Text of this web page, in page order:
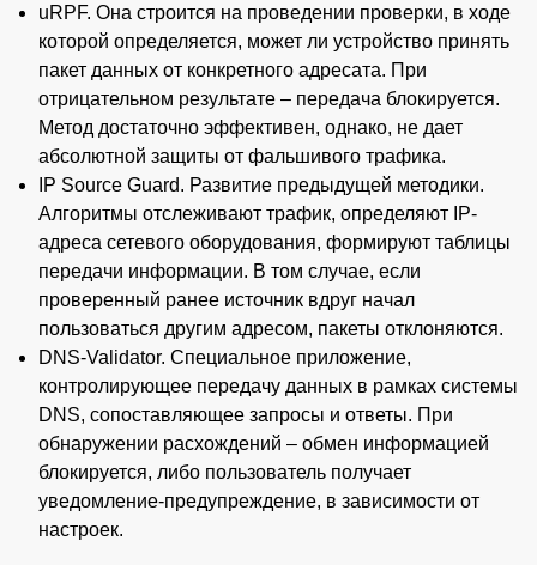
uRPF. Она строится на проведении проверки, в ходе
которой определяется, может ли устройство принять
пакет данных от конкретного адресата. При
отрицательном результате – передача блокируется.
Метод достаточно эффективен, однако, не дает
абсолютной защиты от фальшивого трафика.
IP Source Guard. Развитие предыдущей методики.
Алгоритмы отслеживают трафик, определяют IP-
адреса сетевого оборудования, формируют таблицы
передачи информации. В том случае, если
проверенный ранее источник вдруг начал
пользоваться другим адресом, пакеты отклоняются.
DNS-Validator. Специальное приложение,
контролирующее передачу данных в рамках системы
DNS, сопоставляющее запросы и ответы. При
обнаружении расхождений – обмен информацией
блокируется, либо пользователь получает
уведомление-предупреждение, в зависимости от
настроек.